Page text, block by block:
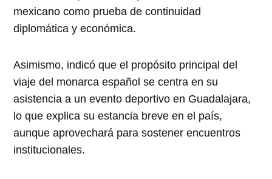
mexicano como prueba de continuidad
diplomática y económica.
Asimismo, indicó que el propósito principal del
viaje del monarca español se centra en su
asistencia a un evento deportivo en Guadalajara,
lo que explica su estancia breve en el país,
aunque aprovechará para sostener encuentros
institucionales.